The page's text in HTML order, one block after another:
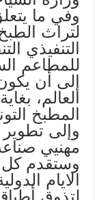
وفي ما
لتراث
التنفيذي
للمطاعم
إلى أن
العالم،
المطبخ
وإلى
مهنيي
وستقدم
الايام
لتذوق